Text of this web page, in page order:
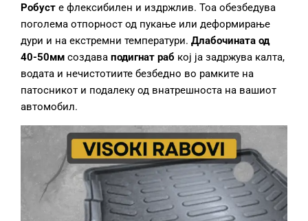
Робуст е флексибилен и издржлив. Тоа обезбедува
поголема отпорност од пукање или деформирање
дури и на екстремни температури. Длабочината од
40-50мм создава подигнат раб кој ја задржува калта,
водата и нечистотиите безбедно во рамките на
патосникот и подалеку од внатрешноста на вашиот
автомобил.